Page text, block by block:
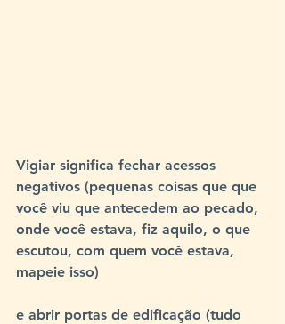
Vigiar significa fechar acessos
negativos (pequenas coisas que que
você viu que antecedem ao pecado,
onde você estava, fiz aquilo, o que
escutou, com quem você estava,
mapeie isso)
e abrir portas de edificação (tudo